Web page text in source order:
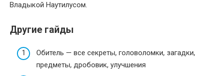
Владыкой Наутилусом.
Другие гайды
Обитель — все секреты, головоломки, загадки,
предметы, дробовик, улучшения